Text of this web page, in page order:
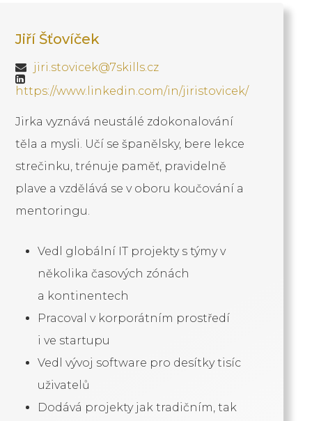
Jiří Šťovíček
jiri.stovicek@7skills.cz
https://www.linkedin.com/in/jiristovicek/
Jirka vyznává neustálé zdokonalování
těla a mysli. Učí se španělsky, bere lekce
strečinku, trénuje paměť, pravidelně
plave a vzdělává se v oboru koučování a
mentoringu.
Vedl globální IT projekty s týmy v
několika časových zónách
a kontinentech
Pracoval v korporátním prostředí
i ve startupu
Vedl vývoj software pro desítky tisíc
uživatelů
Dodává projekty jak tradičním, tak